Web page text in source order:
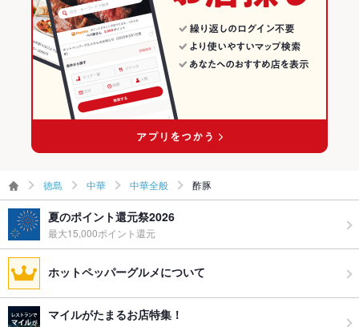
徳島 中華 中華全般 酢豚
夏のポイント還元祭2026
最大15,000ポイント還元
ホットペッパーグルメについて
マイルがたまるお店特集！